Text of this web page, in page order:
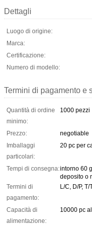
Dettagli
Luogo di origine:
Marca:
Certificazione:
Numero di modello:
Termini di pagamento e
Quantità di ordine
minimo:
1000 pezzi
Prezzo:
negotiable
Imballaggi
particolari:
20 pc per
Tempi di consegna:intorno 60
deposito o
Termini di
pagamento:
L/C, D/P, T/
Capacità di
alimentazione:
10000 pc